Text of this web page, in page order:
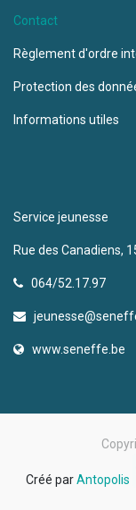
Contact
Règlement d'ordre
Protection des
Informations utiles
Service jeunesse
Rue des Canadiens,
064/52.17.97
www.seneffe.be
Créé parAntopolis